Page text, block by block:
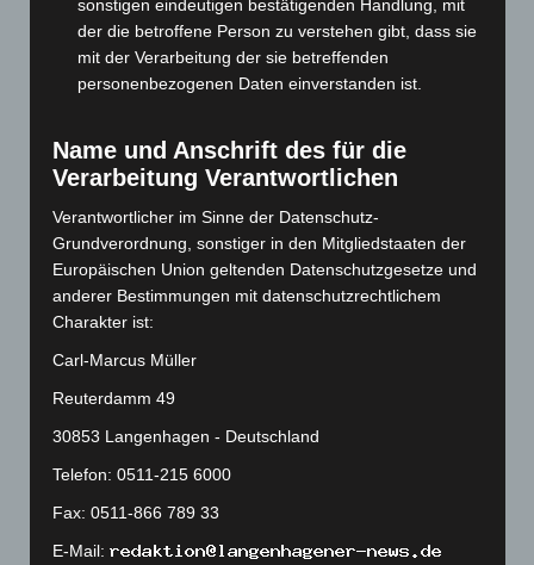
März 2024(103)
Februar 2024(103)
Januar 2024(111)
November 2023 (130)
Oktober 2023(114)
September 2023(133)
August 2023
(134)
Juli 2023(118)
Juni 2023(142)
Mai 2023(139)
April 2023(155)
März 2023(174)
Februar 2023(154)
Januar 2023(140)
Dezember 2022(130)
sonstigen eindeutigen bestätigenden Handlung, mit
der die betroffene Person zu verstehen gibt, dass sie
mit der Verarbeitung der sie betreffenden
personenbezogenen Daten einverstanden ist.
Name und Anschrift des für die
Verarbeitung Verantwortlichen
Verantwortlicher im Sinne der Datenschutz-
Grundverordnung, sonstiger in den Mitgliedstaaten der
Europäischen Union geltenden Datenschutzgesetze und
anderer Bestimmungen mit datenschutzrechtlichem
Charakter ist:
Carl-Marcus Müller
Reuterdamm 49
30853 Langenhagen - Deutschland
Telefon: 0511-215 6000
Fax: 0511-866 789 33
E-Mail: